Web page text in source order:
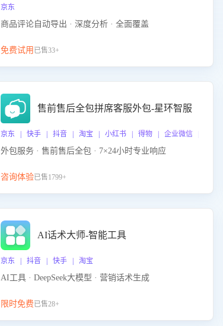
京东
商品评论自动导出 · 深度分析 · 全面覆盖
免费试用 已售33+
售前售后全包拼席客服外包-星环智服
京东 | 快手 | 抖音 | 淘宝 | 小红书 | 得物 | 企业微信 | 跨平台
外包服务 · 售前售后全包 · 7×24小时专业响应
咨询体验已售1799+
AI话术大师-智能工具
京东 | 抖音 | 快手 | 淘宝
AI工具 · DeepSeek大模型 · 营销话术生成
限时免费已售28+